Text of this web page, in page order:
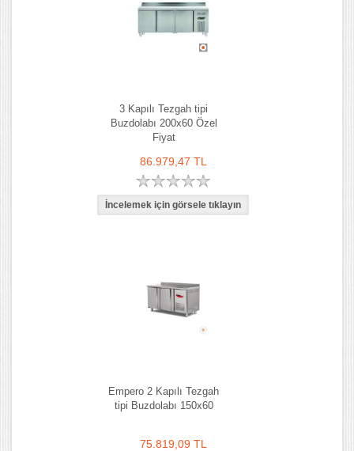
3 Kapılı Tezgah tipi
Buzdolabı 200x60 Özel
Fiyat
86.979,47 TL
Empero 2 Kapılı Tezgah
tipi Buzdolabı 150x60
75.819,09 TL